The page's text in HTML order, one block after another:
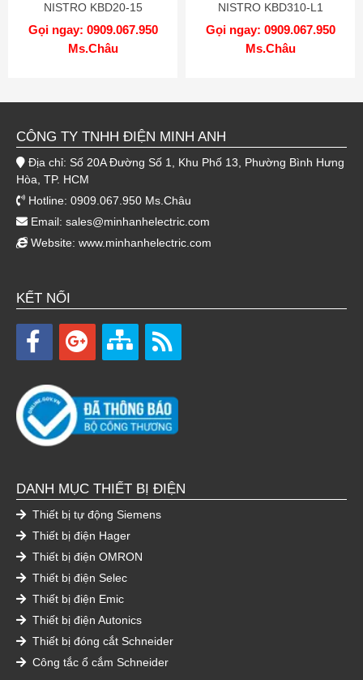
NISTRO KBD20-15
Gọi ngay: 0909.067.950
Ms.Châu
NISTRO KBD310-L1
Gọi ngay: 0909.067.950
Ms.Châu
CÔNG TY TNHH ĐIỆN MINH ANH
Địa chỉ: Số 20A Đường Số 1, Khu Phố 13, Phường Bình Hưng
Hòa, TP. HCM
Hotline: 0909.067.950 Ms.Châu
Email: sales@minhanhelectric.com
Website: www.minhanhelectric.com
KẾT NỐI
DANH MỤC THIẾT BỊ ĐIỆN
Thiết bị tự động Siemens
Thiết bị điện Hager
Thiết bị điện OMRON
Thiết bị điện Selec
Thiết bị điện Emic
Thiết bị điện Autonics
Thiết bị đóng cắt Schneider
Công tắc ổ cắm Schneider